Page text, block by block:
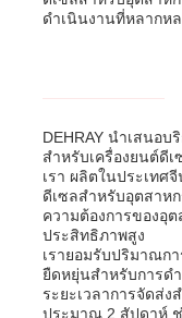
ดำเนินงานที่หลากห
DEHRAY นำเสนอ
สำหรับเครื่องยนต์ดี
เรา ผลิตในประเทศ
ดีเซลสำหรับอุตสาห
ความต้องการของอุ
ประสิทธิภาพสูง
เรายอมรับปริมาณก
ยืดหยุ่นสำหรับการด
ระยะเวลาการจัดส่
ประมาณ 2 สัปดาห์